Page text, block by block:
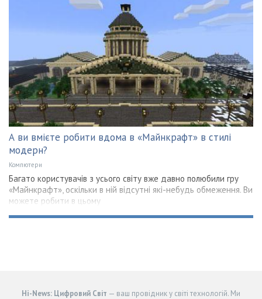
А ви вмієте робити вдома в «Майнкрафт» в стилі
модерн?
Компютери
Багато користувачів з усього світу вже давно полюбили гру
«Майнкрафт», оскільки в ній відсутні які-небудь обмеження. Ви
можете робити в цьому
Hi-News: Цифровий Світ — ваш провідник у світі технологій. Ми